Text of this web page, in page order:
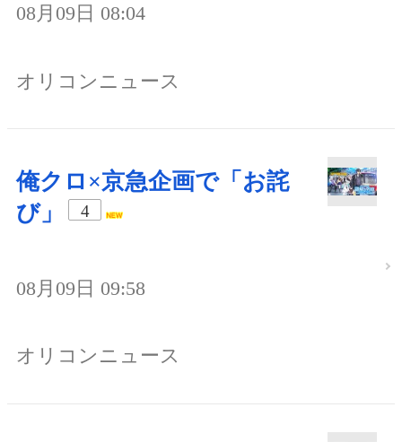
08月09日 08:04
オリコンニュース
俺クロ×京急企画で「お詫
び」
4
08月09日 09:58
オリコンニュース